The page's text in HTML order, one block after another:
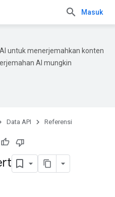
Masuk
untuk menerjemahkan konten
AI mungkin
Data API Referensi